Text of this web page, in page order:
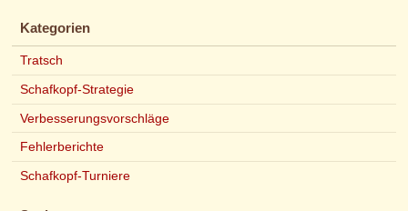
Kategorien
Tratsch
Schafkopf-Strategie
Verbesserungsvorschläge
Fehlerberichte
Schafkopf-Turniere